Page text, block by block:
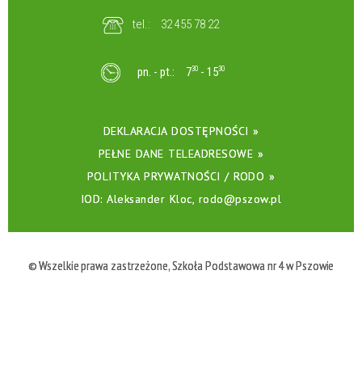
tel.: 32 455 78 22
pn. - pt.: 730 - 1530
DEKLARACJA DOSTĘPNOŚCI »
PEŁNE DANE TELEADRESOWE »
POLITYKA PRYWATNOŚCI / RODO »
IOD: Aleksander Kloc, rodo@pszow.pl
© Wszelkie prawa zastrzeżone, Szkoła Podstawowa nr 4 w Pszowie